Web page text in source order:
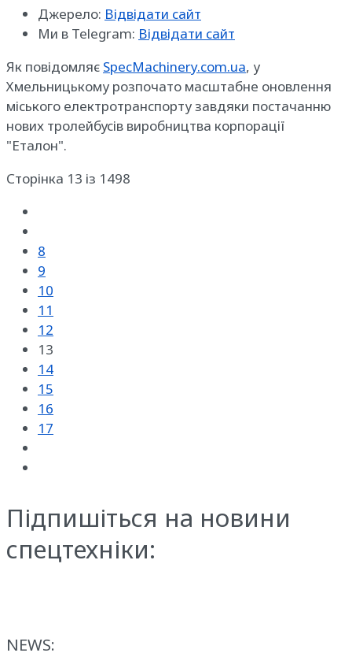
Джерело: Відвідати сайт
Ми в Telegram: Відвідати сайт
Як повідомляє SpecMachinery.com.ua, у
Хмельницькому розпочато масштабне оновлення
міського електротранспорту завдяки постачанню
нових тролейбусів виробництва корпорації
"Еталон".
Сторінка 13 із 1498
8
9
10
11
12
13
14
15
16
17
Підпишіться на новини
спецтехніки:
NEWS: